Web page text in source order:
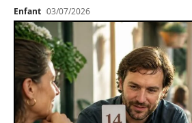
Enfant 03/07/2026